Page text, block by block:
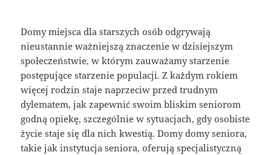
Domy miejsca dla starszych osób odgrywają
nieustannie ważniejszą znaczenie w dzisiejszym
społeczeństwie, w którym zauważamy starzenie
postępujące starzenie populacji. Z każdym rokiem
więcej rodzin staje naprzeciw przed trudnym
dylematem, jak zapewnić swoim bliskim seniorom
godną opiekę, szczególnie w sytuacjach, gdy osobiste
życie staje się dla nich kwestią. Domy domy seniora,
takie jak instytucja seniora, oferują specjalistyczną